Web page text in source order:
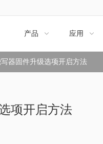
产品  应用 
器固件升级选项开启方法
项开启方法